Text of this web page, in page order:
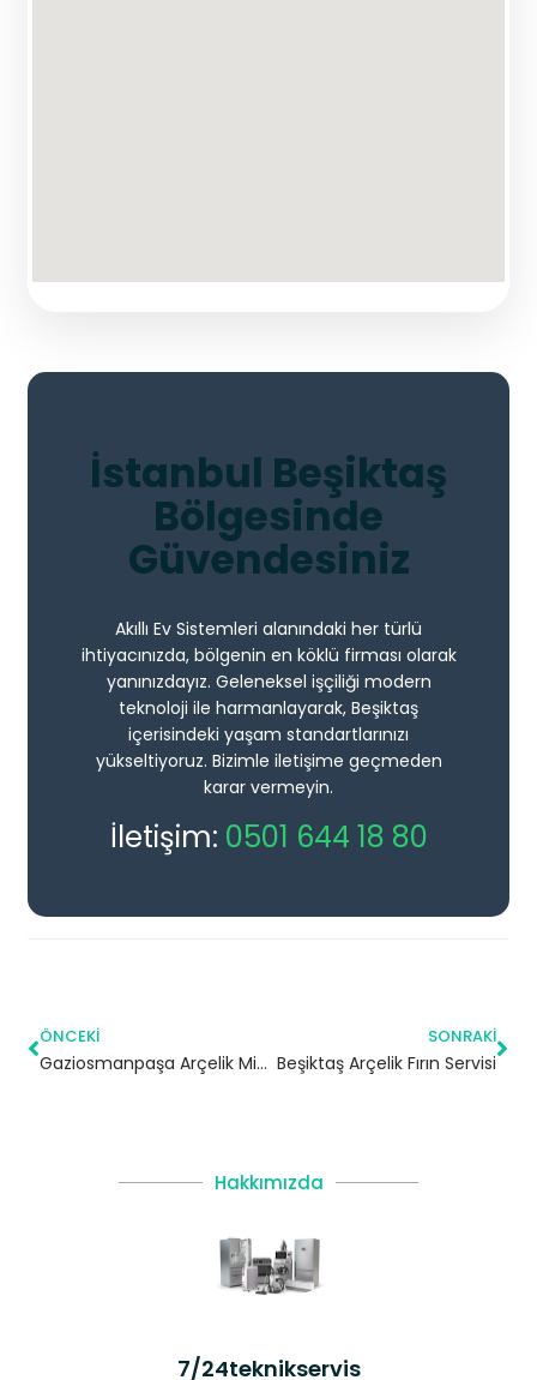
İstanbul Beşiktaş
Bölgesinde
Güvendesiniz
Akıllı Ev Sistemleri alanındaki her türlü
ihtiyacınızda, bölgenin en köklü firması olarak
yanınızdayız. Geleneksel işçiliği modern
teknoloji ile harmanlayarak, Beşiktaş
içerisindeki yaşam standartlarınızı
yükseltiyoruz. Bizimle iletişime geçmeden
karar vermeyin.
İletişim: 0501 644 18 80
ÖNCEKI
Gaziosmanpaşa Arçelik Mikrodalga Servisi
SONRAKI
Beşiktaş Arçelik Fırın Servisi
Hakkımızda
7/24teknikservis